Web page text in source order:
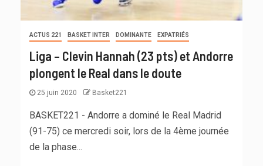
ACTUS 221 BASKET INTER DOMINANTE EXPATRIÉS
Liga – Clevin Hannah (23 pts) et Andorre
plongent le Real dans le doute
25 juin 2020 Basket221
BASKET221 - Andorre a dominé le Real Madrid
(91-75) ce mercredi soir, lors de la 4ème journée
de la phase...